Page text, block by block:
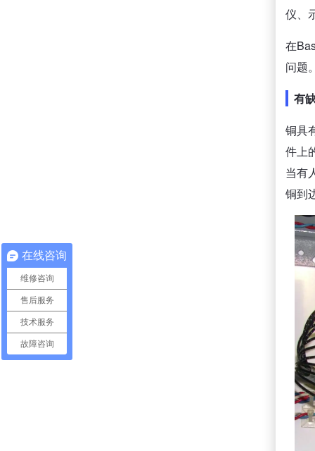
仪、
在
问题
有
铜具
件上
当有
铜到
在线咨询
维修咨询
售后服务
技术服务
故障咨询